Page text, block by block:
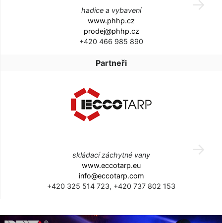
hadice a vybavení
www.phhp.cz
prodej@phhp.cz
+420 466 985 890
Partneři
skládací záchytné vany
www.eccotarp.eu
info@eccotarp.com
+420 325 514 723, +420 737 802 153